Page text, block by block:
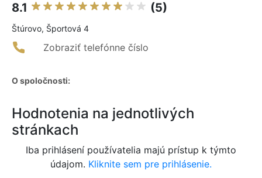
8.1 (5)
Štúrovo, Športová 4
Zobraziť telefónne číslo
O spoločnosti:
Hodnotenia na jednotlivých
stránkach
Iba prihlásení používatelia majú prístup k týmto
údajom. Kliknite sem pre prihlásenie.